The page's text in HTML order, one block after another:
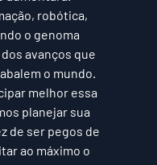
robótica,
o genoma
avanços que
o mundo.
melhor essa
planejar sua
de ser pegos de
ao máximo o